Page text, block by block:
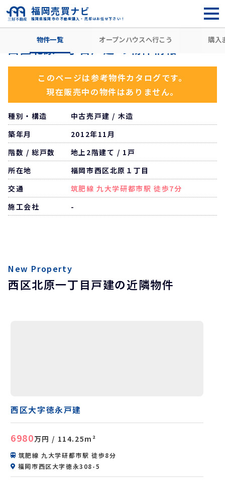
福岡県福岡市の不動産購入・売却はお任せ下さい！
福岡売買ナビ
住所から探す 福岡市西区 九大学研都市駅
物件一覧 オープンハウスへ行こう 購入
西区北原一丁目戸建 の物件情報
このページは参考物件カタログです。
現在販売中の物件はありません。
種別・構造
中古売戸建 / 木造
築年月
2012年11月
階数 / 総戸数
地上2階建て / 1戸
所在地
福岡市西区北原１丁目
交通
筑肥線 九大学研都市駅 徒歩7分
施工会社
-
New Property
西区北原一丁目戸建の近隣物件
西区大字徳永戸建
6980万円 / 114.25m²
筑肥線 九大学研都市駅 徒歩8分
福岡市西区大字徳永308-5